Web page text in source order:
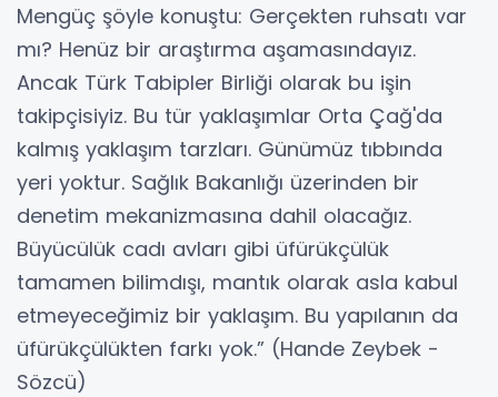
Mengüç şöyle konuştu: Gerçekten ruhsatı var
mı? Henüz bir araştırma aşamasındayız.
Ancak Türk Tabipler Birliği olarak bu işin
takipçisiyiz. Bu tür yaklaşımlar Orta Çağ'da
kalmış yaklaşım tarzları. Günümüz tıbbında
yeri yoktur. Sağlık Bakanlığı üzerinden bir
denetim mekanizmasına dahil olacağız.
Büyücülük cadı avları gibi üfürükçülük
tamamen bilimdışı, mantık olarak asla kabul
etmeyeceğimiz bir yaklaşım. Bu yapılanın da
üfürükçülükten farkı yok.” (Hande Zeybek -
Sözcü)